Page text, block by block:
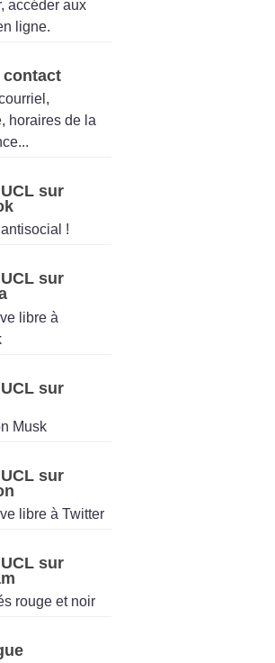
accéder aux
ligne.
contact
horaires de la
sur
!
sur
libre à
sur
Musk
sur
libre à Twitter
sur
rouge et noir